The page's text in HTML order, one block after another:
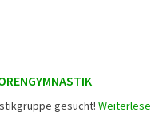
gesucht!